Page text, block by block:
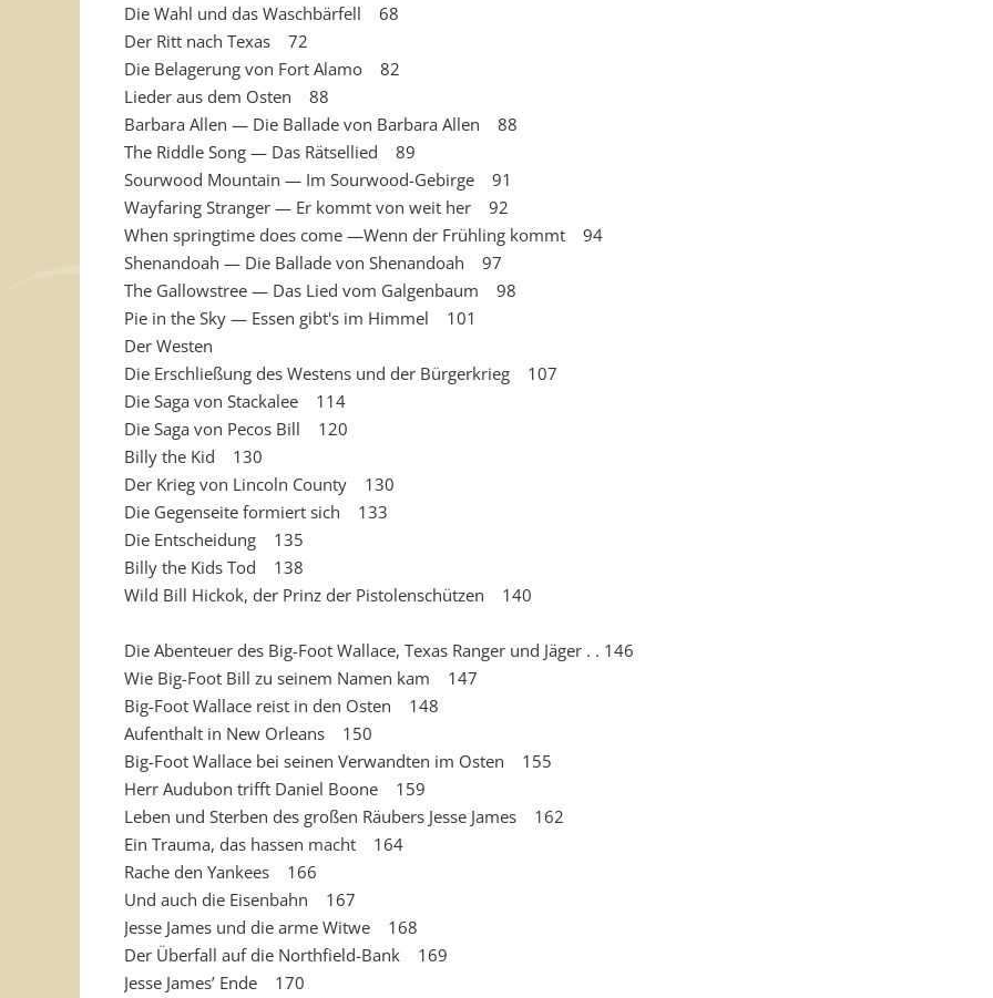
Die Wahl und das Waschbärfell 68
Der Ritt nach Texas 72
Die Belagerung von Fort Alamo 82
Lieder aus dem Osten 88
Barbara Allen — Die Ballade von Barbara Allen 88
The Riddle Song — Das Rätsellied 89
Sourwood Mountain — Im Sourwood-Gebirge 91
Wayfaring Stranger — Er kommt von weit her 92
When springtime does come —Wenn der Frühling kommt 94
Shenandoah — Die Ballade von Shenandoah 97
The Gallowstree — Das Lied vom Galgenbaum 98
Pie in the Sky — Essen gibt's im Himmel 101
Der Westen
Die Erschließung des Westens und der Bürgerkrieg 107
Die Saga von Stackalee 114
Die Saga von Pecos Bill 120
Billy the Kid 130
Der Krieg von Lincoln County 130
Die Gegenseite formiert sich 133
Die Entscheidung 135
Billy the Kids Tod 138
Wild Bill Hickok, der Prinz der Pistolenschützen 140
Die Abenteuer des Big-Foot Wallace, Texas Ranger und Jäger . . 146
Wie Big-Foot Bill zu seinem Namen kam 147
Big-Foot Wallace reist in den Osten 148
Aufenthalt in New Orleans 150
Big-Foot Wallace bei seinen Verwandten im Osten 155
Herr Audubon trifft Daniel Boone 159
Leben und Sterben des großen Räubers Jesse James 162
Ein Trauma, das hassen macht 164
Rache den Yankees 166
Und auch die Eisenbahn 167
Jesse James und die arme Witwe 168
Der Überfall auf die Northfield-Bank 169
Jesse James’ Ende 170